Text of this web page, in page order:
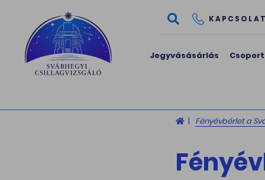
KAPCSOLAT
Jegyvásásárlás
Fényévbérlet a